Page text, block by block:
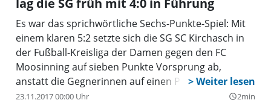
Es war das sprichwörtliche Sechs-Punkte-Spiel: Mit
einem klaren 5:2 setzte sich die SG SC Kirch­asch in
der Fußball-Kreisliga der Damen gegen den FC
Moosinning auf sieben Punkte Vorsprung ab,
anstatt die Gegnerinnen auf einen Punkt
herankommen zu lassen.
23.11.2017 00:00 Uhr query_builder2min